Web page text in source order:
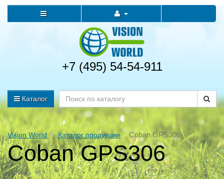
+7 (495) 54-54-911
Каталог
Vision World Каталог продукции Coban GPS306
Coban GPS306